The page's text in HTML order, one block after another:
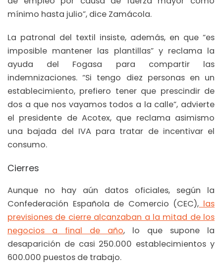
mínimo hasta julio”, dice Zamácola.
La patronal del textil insiste, además, en que “es
imposible mantener las plantillas” y reclama la
ayuda del Fogasa para compartir las
indemnizaciones. “Si tengo diez personas en un
establecimiento, prefiero tener que prescindir de
dos a que nos vayamos todos a la calle”, advierte
el presidente de Acotex, que reclama asimismo
una bajada del IVA para tratar de incentivar el
consumo.
Cierres
Aunque no hay aún datos oficiales, según la
Confederación Española de Comercio (CEC), las
previsiones de cierre alcanzaban a la mitad de los
negocios a final de año, lo que supone la
desaparición de casi 250.000 establecimientos y
600.000 puestos de trabajo.